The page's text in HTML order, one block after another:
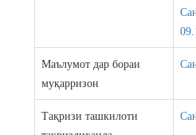
Маълумот дар бораи
муқарризон
Тақризи ташкилоти